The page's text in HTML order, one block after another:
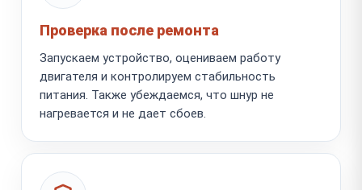
Проверка после ремонта
Запускаем устройство, оцениваем работу
двигателя и контролируем стабильность
питания. Также убеждаемся, что шнур не
нагревается и не дает сбоев.